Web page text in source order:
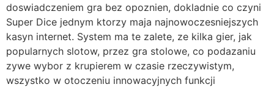
doswiadczeniem gra bez opoznien, dokladnie co czyni
Super Dice jednym ktorzy maja najnowoczesniejszych
kasyn internet. System ma te zalete, ze kilka gier, jak
popularnych slotow, przez gra stolowe, co podazaniu
zywe wybor z krupierem w czasie rzeczywistym,
wszystko w otoczeniu innowacyjnych funkcji